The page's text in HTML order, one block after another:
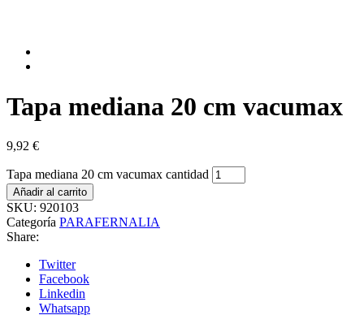
Tapa mediana 20 cm vacumax
9,92 €
Tapa mediana 20 cm vacumax cantidad
Añadir al carrito
SKU: 920103
Categoría PARAFERNALIA
Share:
Twitter
Facebook
Linkedin
Whatsapp